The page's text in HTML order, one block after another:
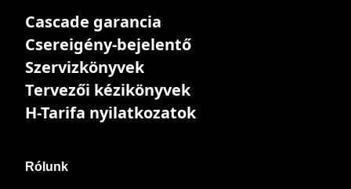
Cascade garancia
Csereigény-bejelentő
Szervizkönyvek
Tervezői kézikönyvek
H-Tarifa nyilatkozatok
Rólunk